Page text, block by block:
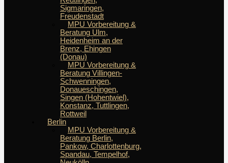
Sigmaringen,
Freudenstadt
MPU Vorbereitung &
Beratung Ulm,
Heidenheim an der
Brenz, Ehingen
(Donau)
MPU Vorbereitung &
Beratung Villingen-
Schwenningen,
Donaueschingen,
Singen (Hohentwiel),
Konstanz, Tuttlingen,
Rottweil
Berlin
MPU Vorbereitung &
Beratung Berlin,
Pankow, Charlottenburg,
Spandau, Tempelhof,